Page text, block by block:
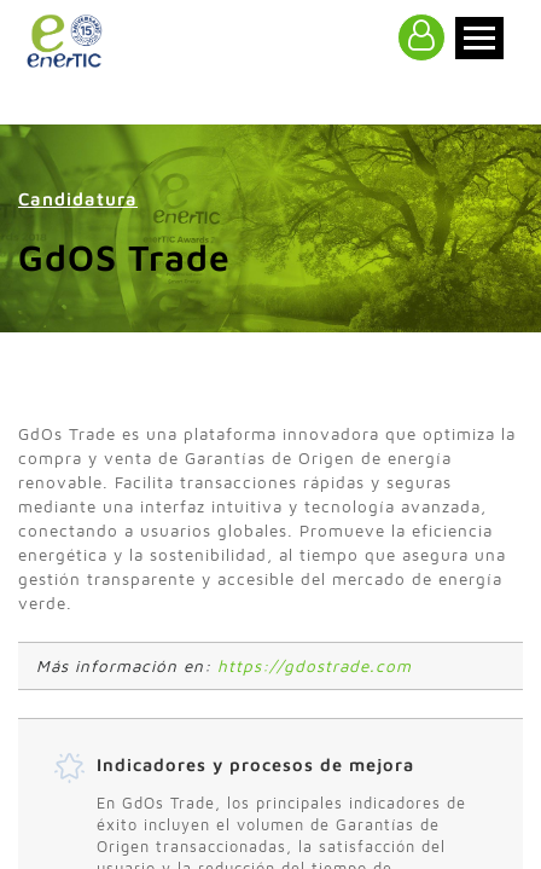
Candidatura
GdOS Trade
GdOs Trade es una plataforma innovadora que optimiza la
compra y venta de Garantías de Origen de energía
renovable. Facilita transacciones rápidas y seguras
mediante una interfaz intuitiva y tecnología avanzada,
conectando a usuarios globales. Promueve la eficiencia
energética y la sostenibilidad, al tiempo que asegura una
gestión transparente y accesible del mercado de energía
verde.
Más información en: https://gdostrade.com
Indicadores y procesos de mejora
En GdOs Trade, los principales indicadores de
éxito incluyen el volumen de Garantías de
Origen transaccionadas, la satisfacción del